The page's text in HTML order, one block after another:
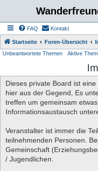
FAQ Kontakt
Startseite Foren-Übersicht
Unbeantwortete Themen Aktive
Dieses private Board ist
hier aus der Gegend, Es
treffen um gemeinsam
Informationsaustausch
Veranstalter ist immer die
teilnehmenden Personen.
Gemeinschaft
/ Jugendlichen.